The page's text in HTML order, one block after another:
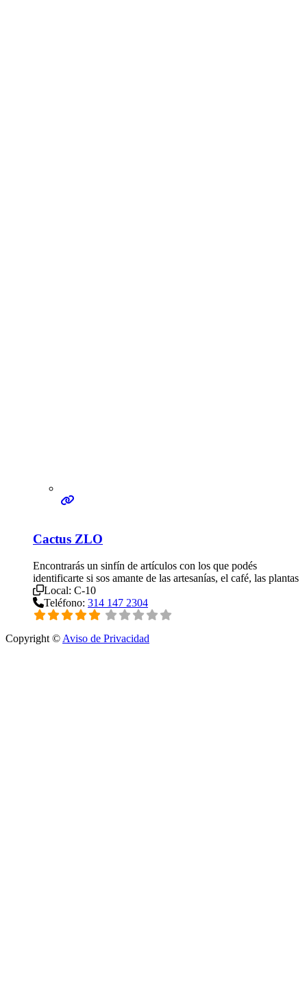
Cactus ZLO
Encontrarás un sinfín de artículos con los que podés
identificarte si sos amante de las artesanías, el café, las plantas
Local: C-10
Teléfono: 314 147 2304
Copyright © Aviso de Privacidad